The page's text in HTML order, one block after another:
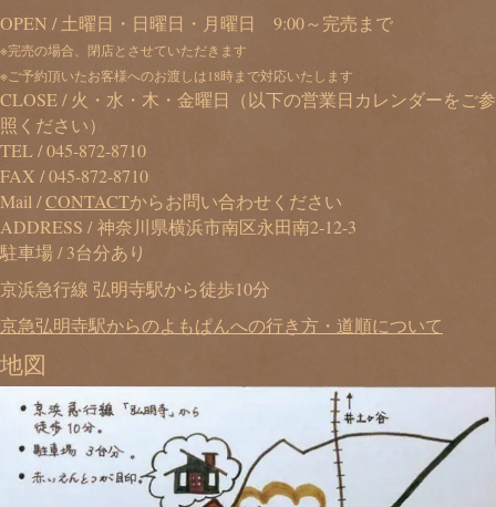
OPEN / 土曜日・日曜日・月曜日 9:00～完売まで
※完売の場合、閉店とさせていただきます
※ご予約頂いたお客様へのお渡しは18時まで対応いたします
CLOSE / 火・水・木・金曜日（以下の営業日カレンダーをご参
照ください）
TEL /045-872-8710
FAX / 045-872-8710
Mail /CONTACTからお問い合わせください
ADDRESS / 神奈川県横浜市南区永田南2-12-3
駐車場 / 3台分あり
京浜急行線 弘明寺駅から徒歩10分
京急弘明寺駅からのよもぱんへの行き方・道順について
地図